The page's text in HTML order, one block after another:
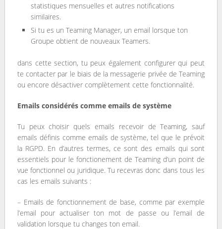
statistiques mensuelles et autres notifications
similaires.
Si tu es un Teaming Manager, un email lorsque ton
Groupe obtient de nouveaux Teamers.
dans cette section, tu peux également configurer qui peut
te contacter par le biais de la messagerie privée de Teaming
ou encore désactiver complètement cette fonctionnalité.
Emails considérés comme emails de système
Tu peux choisir quels emails recevoir de Teaming, sauf
emails définis comme emails de système, tel que le prévoit
la RGPD. En d’autres termes, ce sont des emails qui sont
essentiels pour le fonctionement de Teaming d’un point de
vue fonctionnel ou juridique. Tu recevras donc dans tous les
cas les emails suivants :
– Emails de fonctionnement de base, comme par exemple
l’email pour actualiser ton mot de passe ou l’email de
validation lorsque tu changes ton email.